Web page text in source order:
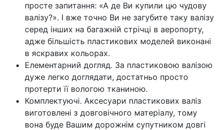
просте запитання: «А де Ви купили цю чудову
валізу?». І вже точно Ви не загубите таку валізу
серед інших на багажній стрічці в аеропорту,
адже більшість пластикових моделей виконані
в яскравих кольорах.
Елементарний догляд. За пластиковою валізою
дуже легко доглядати, достатньо просто
протерти її вологою тканиною.
Комплектуючі. Аксесуари пластикових валіз
виготовлені з довговічного матеріалу, тому
вона буде Вашим дорожнім супутником довгі